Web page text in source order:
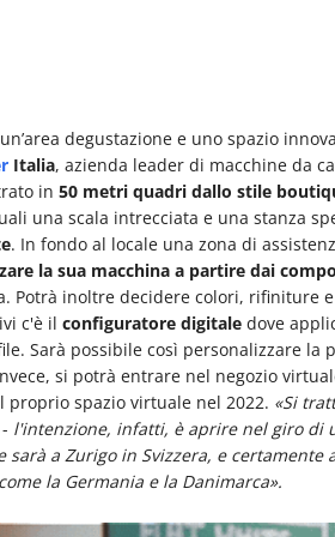
degustazione e uno spazio
Italia, azienda leader di macchine da
in 50 metri quadri dallo stile
una scala intrecciata e una stanza
. In fondo al locale una zona di
la sua macchina a partire dai
Potrà inoltre decidere colori, rifiniture
c'è il configuratore digitale dove
Sarà possibile così personalizzare la
si potrà entrare nel negozio
proprio spazio virtuale nel 2022. «Si
- l'intenzione, infatti, è aprire nel giro di
sarà a Zurigo in Svizzera, e
la Germania e la Danimarca».